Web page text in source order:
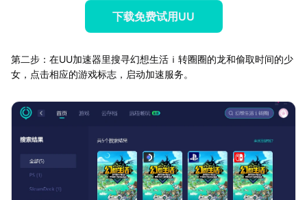
下载免费试用UU
第二步：在UU加速器里搜寻幻想生活ｉ转圈圈的龙和偷取时间的少
女，点击相应的游戏标志，启动加速服务。